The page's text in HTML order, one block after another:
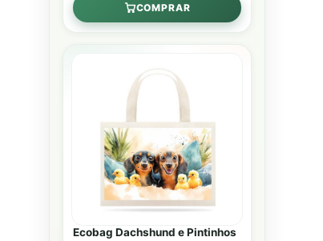
COMPRAR
Ecobag Dachshund e Pintinhos